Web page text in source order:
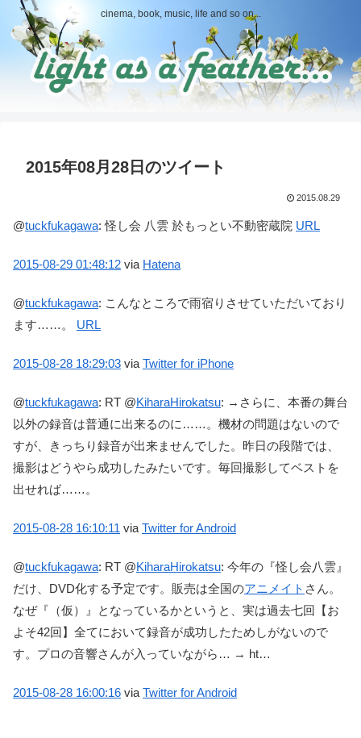
cinema, book, music, life and so on...
2015年08月28日のツイート
2015.08.29
@tuckfukagawa:怪し会 八雲 於もっとい不動密蔵院 URL
2015-08-29 01:48:12 via Hatena
@tuckfukagawa: こんなところで雨宿りさせていただいており
ます……。 URL
2015-08-28 18:29:03 via Twitter for iPhone
@tuckfukagawa: RT @KiharaHirokatsu: →さらに、本番の舞台
以外の録音は普通に出来るのに……。機材の問題はないので
すが、きっちり録音が出来ませんでした。昨日の段階では、
撮影はどうやら成功したみたいです。毎回撮影してベストを
出せれば……。
2015-08-28 16:10:11 via Twitter for Android
@tuckfukagawa: RT @KiharaHirokatsu: 今年の『怪し会八雲』
だけ、DVD化する予定です。販売は全国のアニメイト さん。
なぜ『（仮）』となっているかというと、実は過去七回【お
よそ42回】全てにおいて録音が成功したためしがないので
す。プロの音響さんが入っていながら… → ht…
2015-08-28 16:00:16 via Twitter for Android